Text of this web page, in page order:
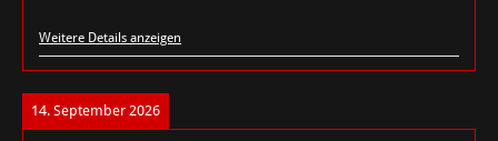
Weitere Details anzeigen
14. September 2026